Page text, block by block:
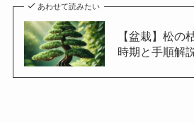
あわせて読みたい
【盆栽】松の
時期と手順解